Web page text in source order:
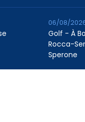
Golf - À
Rocca-
Sperone
06/08/